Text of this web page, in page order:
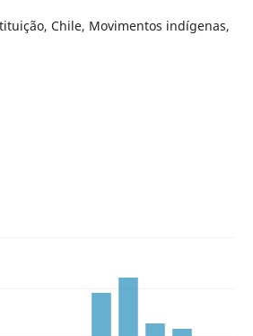
Chile, Movimentos indígenas,